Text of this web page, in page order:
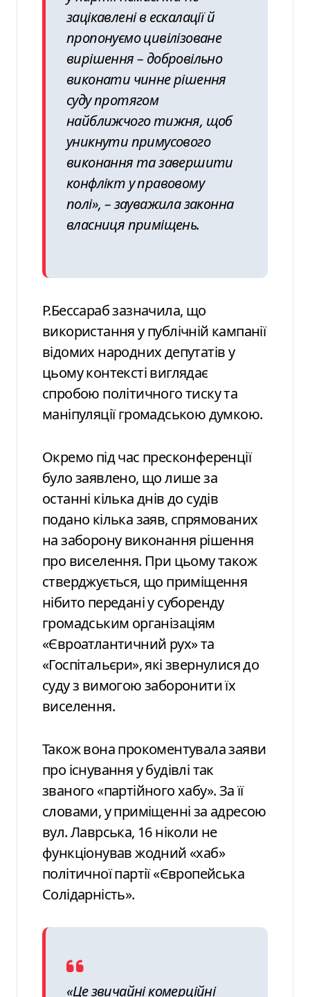
зацікавлені в ескалації й
пропонуємо цивілізоване
вирішення – добровільно
виконати чинне рішення
суду протягом
найближчого тижня, щоб
уникнути примусового
виконання та завершити
конфлікт у правовому
полі», – зауважила законна
власниця приміщень.
Р.Бессараб зазначила, що
використання у публічній кампанії
відомих народних депутатів у
цьому контексті виглядає
спробою політичного тиску та
маніпуляції громадською думкою.
Окремо під час пресконференції
було заявлено, що лише за
останні кілька днів до судів
подано кілька заяв, спрямованих
на заборону виконання рішення
про виселення. При цьому також
стверджується, що приміщення
нібито передані у суборенду
громадським організаціям
«Євроатлантичний рух» та
«Госпітальєри», які звернулися до
суду з вимогою заборонити їх
виселення.
Також вона прокоментувала заяви
про існування у будівлі так
званого «партійного хабу». За її
словами, у приміщенні за адресою
вул. Лаврська, 16 ніколи не
функціонував жодний «хаб»
політичної партії «Європейська
Солідарність».
«Це звичайні комерційні